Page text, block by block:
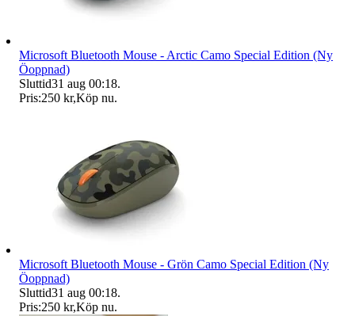
Microsoft Bluetooth Mouse - Arctic Camo Special Edition (Ny
Öoppnad)
Sluttid31 aug 00:18.
Pris:250 kr,Köp nu.
Microsoft Bluetooth Mouse - Grön Camo Special Edition (Ny
Öoppnad)
Sluttid31 aug 00:18.
Pris:250 kr,Köp nu.